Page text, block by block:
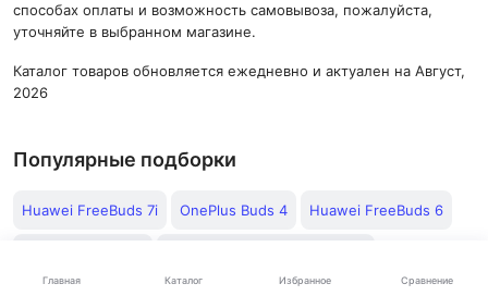
Главная Каталог Избранное Сравнение
способах оплаты и возможность самовывоза, пожалуйста,
уточняйте в выбранном магазине.
Каталог товаров обновляется ежедневно и актуален на Август,
2026
Популярные подборки
Huawei FreeBuds 7i OnePlus Buds 4 Huawei FreeBuds 6